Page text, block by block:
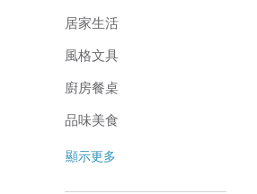
居家生活
風格文具
廚房餐桌
品味美食
顯示更多